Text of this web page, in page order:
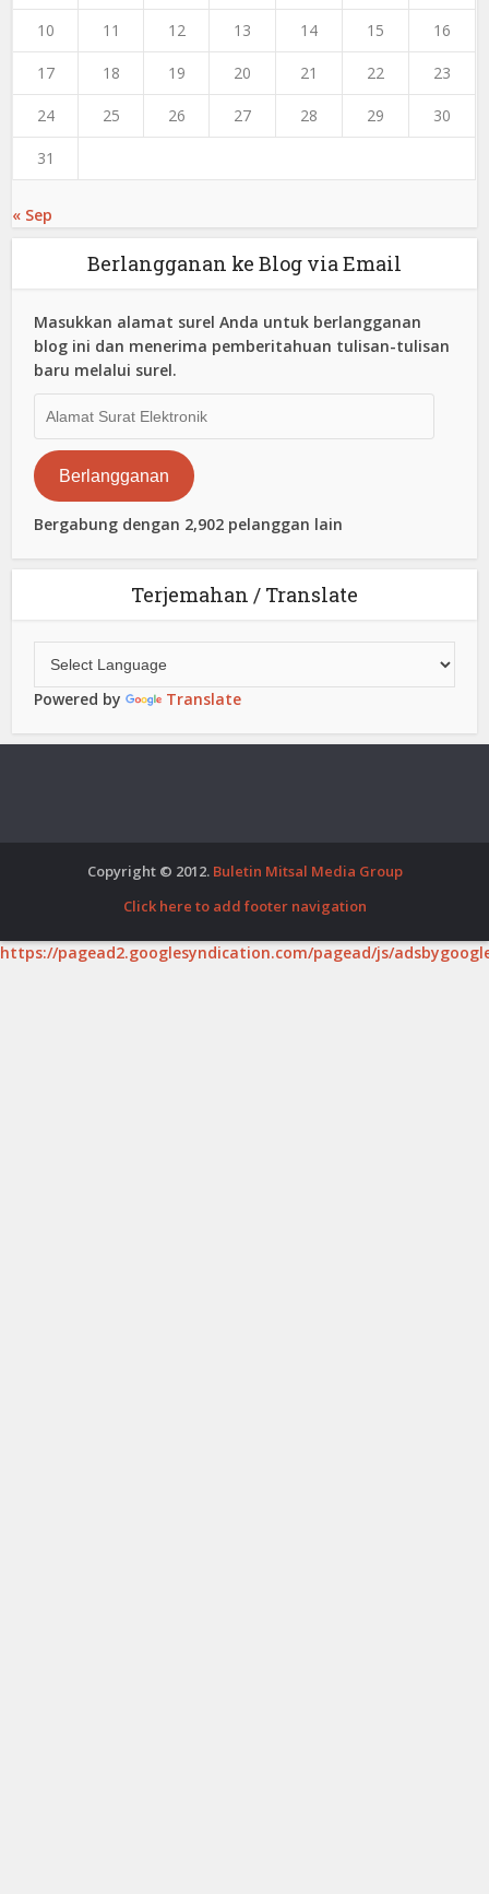
10 11 12 13 14 15 16
17 18 19 20 21 22 23
24 25 26 27 28 29 30
31
« Sep
Berlangganan ke Blog via Email
Masukkan alamat surel Anda untuk berlangganan
blog ini dan menerima pemberitahuan tulisan-tulisan
baru melalui surel.
Surat
Elektronik
Berlangganan
Bergabung dengan 2,902 pelanggan lain
Terjemahan / Translate
Powered by Translate
Copyright © 2012. Buletin Mitsal Media Group
Click here to add footer navigation
https://pagead2.googlesyndication.com/pagead/js/